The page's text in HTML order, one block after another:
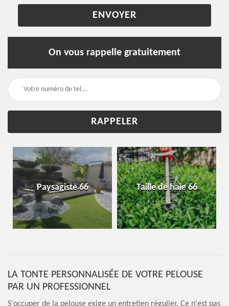
On vous rappelle gratuitement
Paysagiste 66 Taille de haie 66
LA TONTE PERSONNALISÉE DE VOTRE PELOUSE
PAR UN PROFESSIONNEL
S'occuper de la pelouse exige un entretien régulier. Ce n'est pas